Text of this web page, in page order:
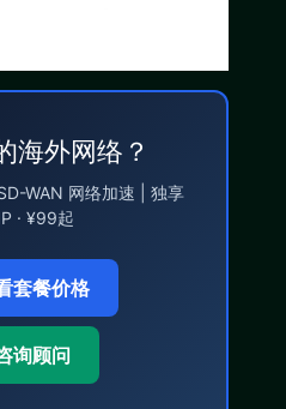
海外网络？
WAN 网络加速 | 独享
· ¥99起
套餐价格
询顾问